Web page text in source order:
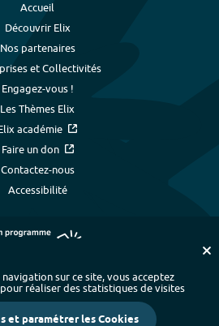
Accueil
Découvrir Elix
Nos partenaires
et Collectivités
Engagez-vous !
Les Thèmes Elix
académie
Faire un don
Contactez-nous
Accessibilité
- Index alphabétique
-
personnelles
- Paramétrer les cookies
sur ce site, vous acceptez
réaliser des statistiques de visites
et paramétrer les Cookies